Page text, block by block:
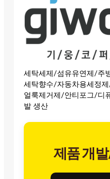
세탁세제/섬유유연제/주
세탁향수/자동차용세정
얼룩제거제/안티포그/디
발 생산
제품 개